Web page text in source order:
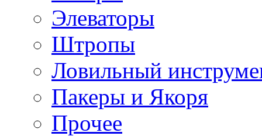
Элеваторы
Штропы
Ловильный
Пакеры и Якоря
Прочее